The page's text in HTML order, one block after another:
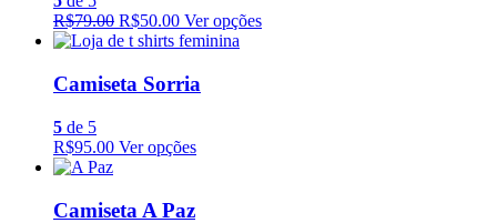
R$79.00 R$50.00 Ver opções
Camiseta Sorria
5 de 5
R$95.00 Ver opções
Camiseta A Paz